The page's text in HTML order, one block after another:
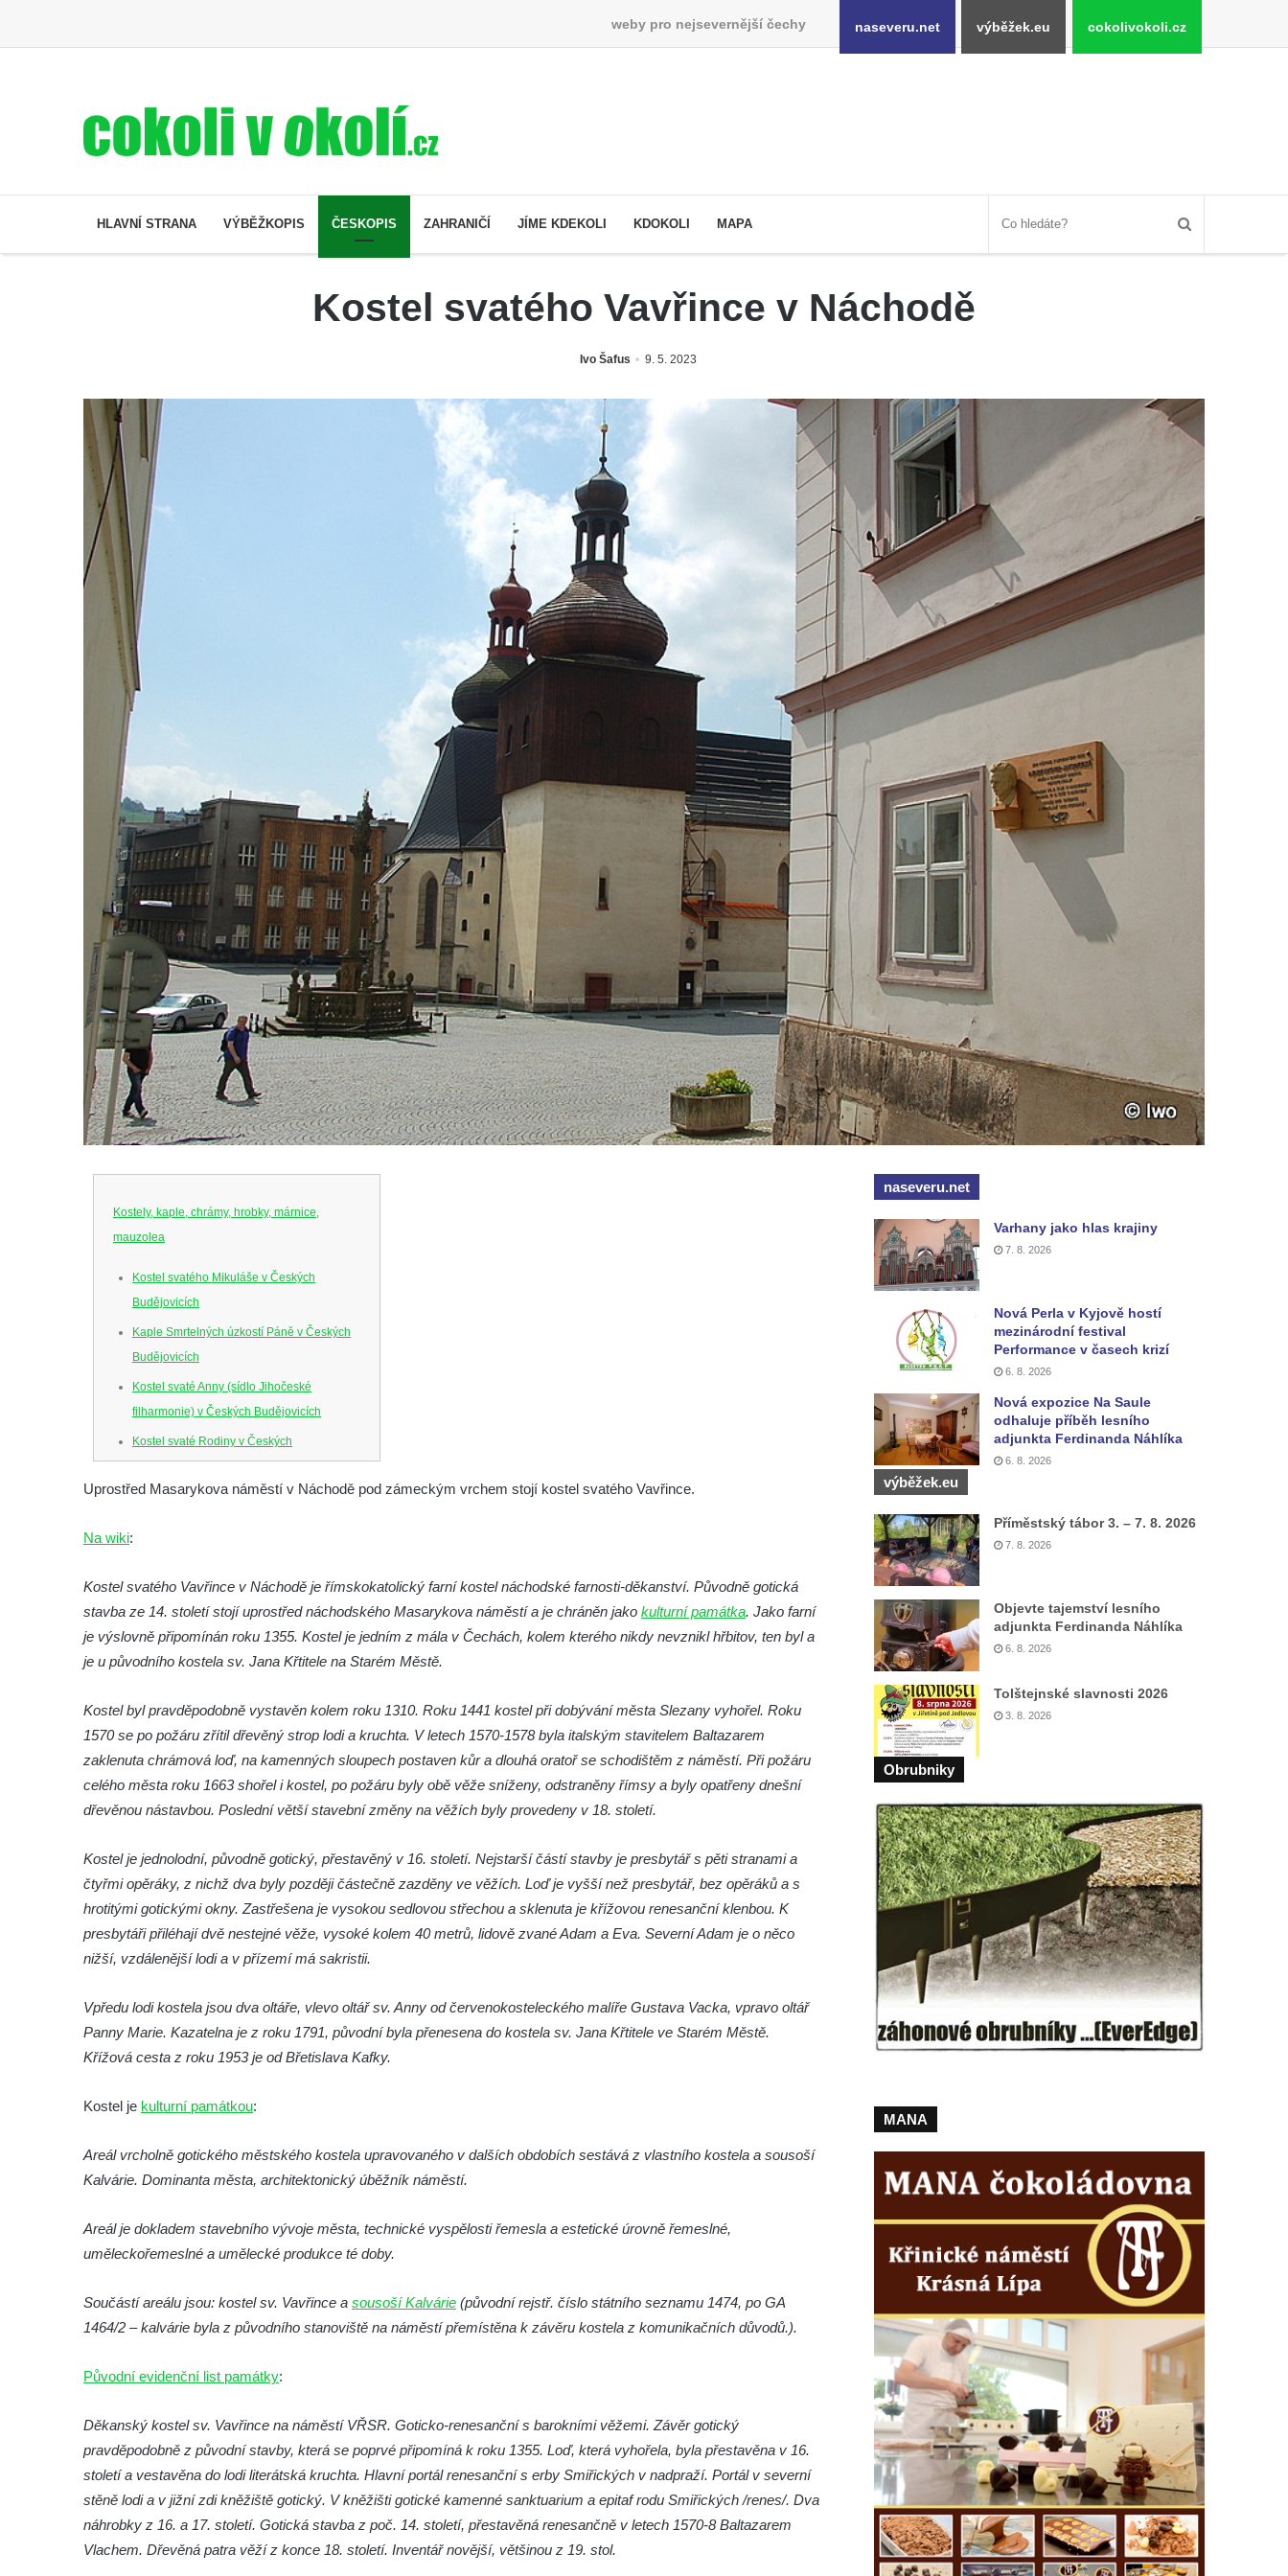
weby pro nejsevernější čechy naseveru.net výběžek.eu cokolivokoli.cz
HLAVNÍ STRANA VÝBĚŽKOPIS ČESKOPIS ZAHRANIČÍ JÍME KDEKOLI KDOKOLI MAPA
Kostel svatého Vavřince v Náchodě
Ivo Šafus 9. 5. 2023
Kostely, kaple, chrámy, hrobky, márnice,
mauzolea
Kostel svatého Mikuláše v Českých
Budějovicích
Kaple Smrtelných úzkostí Páně v Českých
Budějovicích
Kostel svaté Anny (sídlo Jihočeské
filharmonie) v Českých Budějovicích
Kostel svaté Rodiny v Českých
Budějovicích
Kostel Obětování Panny Marie u kláštera
Kaple na křižovatce ulic Budějovická a
Dělnická v Kamenném Újezdě
Bývalý kostel svatých Filipa a Jakuba na
náměstí J. V. Kamarýta ve Velešíně
Márnice na hřbitově ve Velešíně
Poutní areál Římov
Kostel svatého Ducha v poutním areálu
Křížová cesta Římov – XXV. kaple – Boží
hrob
Křížová cesta Římov – XXIV. kaple – Pieta
Křížová cesta Římov – XXII. kaple – Šimon
Cyrénský pomáhá Ježíši nést kříž
Křížová cesta Římov – XXI. kaple –
Křížová cesta Římov – XX. kaple – Svatá
roušky pot z tváře
Křížová cesta Římov – XIX. kaple – Kristus
Křížová cesta Římov – XVII. kaple – Velký
Pilát
Herodesa
Pilát
Křížová cesta Římov – XIII. kaple – U
Annáše (U Kaifáše)
Uprostřed Masarykova náměstí v Náchodě pod zámeckým vrchem stojí kostel svatého Vavřince.
Na wiki:
Kostel svatého Vavřince v Náchodě je římskokatolický farní kostel náchodské farnosti-děkanství. Původně gotická
stavba ze 14. století stojí uprostřed náchodského Masarykova náměstí a je chráněn jako kulturní památka. Jako farní
je výslovně připomínán roku 1355. Kostel je jedním z mála v Čechách, kolem kterého nikdy nevznikl hřbitov, ten byl a
je u původního kostela sv. Jana Křtitele na Starém Městě.
Kostel byl pravděpodobně vystavěn kolem roku 1310. Roku 1441 kostel při dobývání města Slezany vyhořel. Roku
1570 se po požáru zřítil dřevěný strop lodi a kruchta. V letech 1570-1578 byla italským stavitelem Baltazarem
zaklenuta chrámová loď, na kamenných sloupech postaven kůr a dlouhá oratoř se schodištěm z náměstí. Při požáru
celého města roku 1663 shořel i kostel, po požáru byly obě věže sníženy, odstraněny římsy a byly opatřeny dnešní
dřevěnou nástavbou. Poslední větší stavební změny na věžích byly provedeny v 18. století.
Kostel je jednolodní, původně gotický, přestavěný v 16. století. Nejstarší částí stavby je presbytář s pěti stranami a
čtyřmi opěráky, z nichž dva byly později částečně zazděny ve věžích. Loď je vyšší než presbytář, bez opěráků a s
hrotitými gotickými okny. Zastřešena je vysokou sedlovou střechou a sklenuta je křížovou renesanční klenbou. K
presbytáři přiléhají dvě nestejné věže, vysoké kolem 40 metrů, lidově zvané Adam a Eva. Severní Adam je o něco
nižší, vzdálenější lodi a v přízemí má sakristii.
Vpředu lodi kostela jsou dva oltáře, vlevo oltář sv. Anny od červenokosteleckého malíře Gustava Vacka, vpravo oltář
Panny Marie. Kazatelna je z roku 1791, původní byla přenesena do kostela sv. Jana Křtitele ve Starém Městě.
Křížová cesta z roku 1953 je od Břetislava Kafky.
Kostel je kulturní památkou:
Areál vrcholně gotického městského kostela upravovaného v dalších obdobích sestává z vlastního kostela a sousoší
Kalvárie. Dominanta města, architektonický úběžník náměstí.
Areál je dokladem stavebního vývoje města, technické vyspělosti řemesla a estetické úrovně řemeslné,
uměleckořemeslné a umělecké produkce té doby.
Součástí areálu jsou: kostel sv. Vavřince a sousoší Kalvárie (původní rejstř. číslo státního seznamu 1474, po GA
1464/2 – kalvárie byla z původního stanoviště na náměstí přemístěna k závěru kostela z komunikačních důvodů.).
Původní evidenční list památky:
Děkanský kostel sv. Vavřince na náměstí VŘSR. Goticko-renesanční s barokními věžemi. Závěr gotický
pravděpodobně z původní stavby, která se poprvé připomíná k roku 1355. Loď, která vyhořela, byla přestavěna v 16.
století a vestavěna do lodi literátská kruchta. Hlavní portál renesanční s erby Smiřických v nadpraží. Portál v severní
stěně lodi a v jižní zdi kněžiště gotický. V kněžišti gotické kamenné sanktuarium a epitaf rodu Smiřických /renes/. Dva
náhrobky z 16. a 17. století. Gotická stavba z poč. 14. století, přestavěná renesančně v letech 1570-8 Baltazarem
Vlachem. Dřevěná patra věží z konce 18. století. Inventář novější, většinou z 19. stol.
naseveru.net
Varhany jako hlas krajiny
7. 8. 2026
Nová Perla v Kyjově hostí
mezinárodní festival
Performance v časech krizí
6. 8. 2026
Nová expozice Na Saule
odhaluje příběh lesního
adjunkta Ferdinanda Náhlíka
6. 8. 2026
výběžek.eu
Příměstský tábor 3. – 7. 8. 2026
7. 8. 2026
Objevte tajemství lesního
adjunkta Ferdinanda Náhlíka
6. 8. 2026
Tolštejnské slavnosti 2026
3. 8. 2026
Obrubniky
MANA